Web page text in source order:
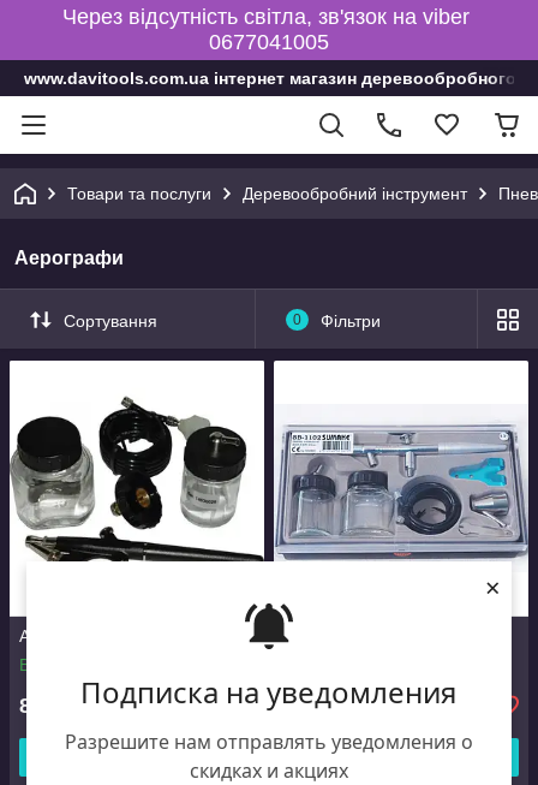
Подписка на уведомления
Разрешите нам отправлять уведомления о
скидках и акциях
×
Через відсутність світла, зв'язок на viber
0677041005
www.davitools.com.ua інтернет магазин деревообробного
Товари та послуги Деревообробний інструмент
Аерографи
Сортування 0 Фільтри
Аерограф SUMAKE SB-1101
В наявності
827
Аерограф SUMAKE SB-1102
2 825₴
Купити